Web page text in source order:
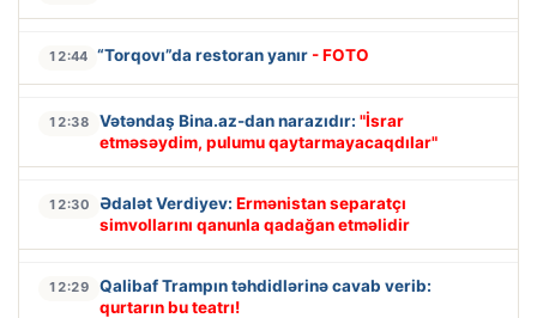
12:44 “Torqovı”da restoran yanır - FOTO
12:38 Vətəndaş Bina.az-dan narazıdır: "İsrar
etməsəydim, pulumu qaytarmayacaqdılar"
12:30 Ədalət Verdiyev: Ermənistan separatçı
simvollarını qanunla qadağan etməlidir
12:29
Qalibaf Trampın təhdidlərinə cavab verib:
qurtarın bu teatrı!